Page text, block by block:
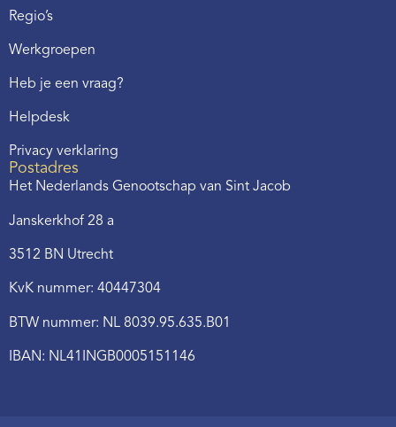
Regio’s
Werkgroepen
Heb je een vraag?
Helpdesk
Privacy verklaring
Postadres
Het Nederlands Genootschap van Sint Jacob
Janskerkhof 28 a
3512 BN Utrecht
KvK nummer: 40447304
BTW nummer: NL 8039.95.635.B01
IBAN: NL41INGB0005151146